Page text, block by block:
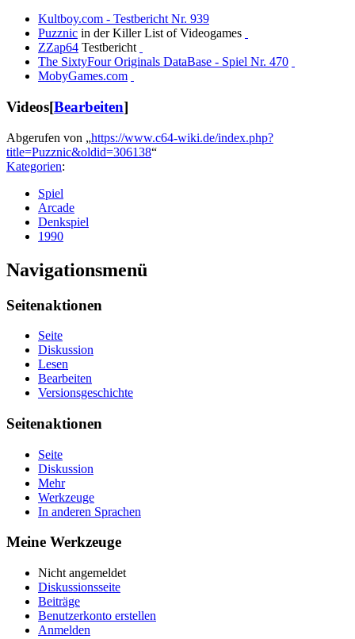
Kultboy.com - Testbericht Nr. 939
Puzznic in der Killer List of Videogames
ZZap64 Testbericht
The SixtyFour Originals DataBase - Spiel Nr. 470
MobyGames.com
Videos[Bearbeiten]
Abgerufen von „https://www.c64-wiki.de/index.php?
title=Puzznic&oldid=306138“
Kategorien:
Spiel
Arcade
Denkspiel
1990
Navigationsmenü
Seitenaktionen
Seite
Diskussion
Lesen
Bearbeiten
Versionsgeschichte
Seitenaktionen
Seite
Diskussion
Mehr
Werkzeuge
In anderen Sprachen
Meine Werkzeuge
Nicht angemeldet
Diskussionsseite
Beiträge
Benutzerkonto erstellen
Anmelden